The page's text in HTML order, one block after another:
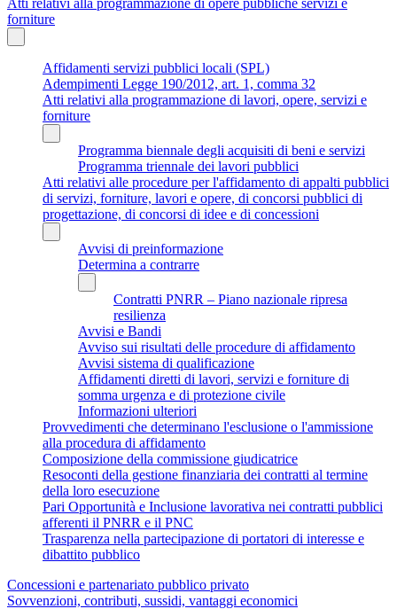
forniture
Affidamenti servizi pubblici locali (SPL)
Adempimenti Legge 190/2012, art. 1, comma 32
Atti relativi alla programmazione di lavori, opere, servizi e
forniture
Programma biennale degli acquisiti di beni e servizi
Programma triennale dei lavori pubblici
Atti relativi alle procedure per l'affidamento di appalti pubblici
di servizi, forniture, lavori e opere, di concorsi pubblici di
progettazione, di concorsi di idee e di concessioni
Avvisi di preinformazione
Determina a contrarre
Contratti PNRR – Piano nazionale ripresa
resilienza
Avvisi e Bandi
Avviso sui risultati delle procedure di affidamento
Avvisi sistema di qualificazione
Affidamenti diretti di lavori, servizi e forniture di
somma urgenza e di protezione civile
Informazioni ulteriori
Provvedimenti che determinano l'esclusione o l'ammissione
alla procedura di affidamento
Composizione della commissione giudicatrice
Resoconti della gestione finanziaria dei contratti al termine
della loro esecuzione
Pari Opportunità e Inclusione lavorativa nei contratti pubblici
afferenti il PNRR e il PNC
Trasparenza nella partecipazione di portatori di interesse e
dibattito pubblico
Concessioni e partenariato pubblico privato
Sovvenzioni, contributi, sussidi, vantaggi economici